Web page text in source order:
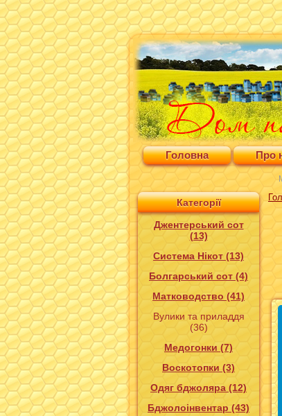
Головна Про
Категорії
Джентерський сот
(13)
Система Нікот (13)
Болгарський сот (4)
Матководство (41)
Вулики та приладдя
(36)
Медогонки (7)
Воскотопки (3)
Одяг бджоляра (12)
Бджолоінвентар (43)